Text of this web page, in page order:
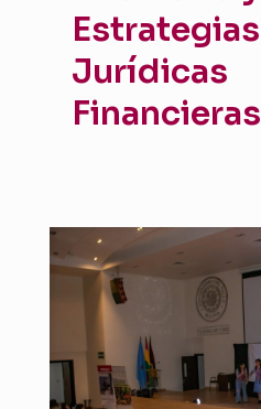
Estrategias
Jurídicas
Financieras